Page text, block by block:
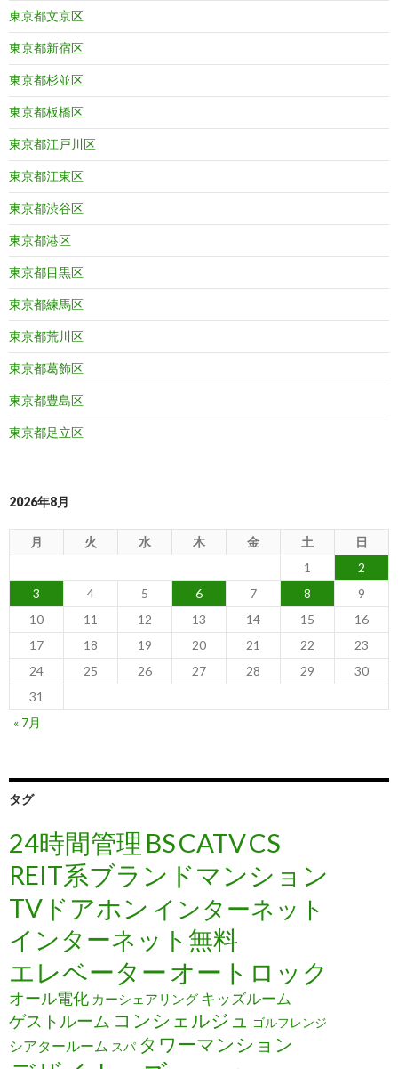
東京都文京区
東京都新宿区
東京都杉並区
東京都板橋区
東京都江戸川区
東京都江東区
東京都渋谷区
東京都港区
東京都目黒区
東京都練馬区
東京都荒川区
東京都葛飾区
東京都豊島区
東京都足立区
2026年8月
月 火 水 木 金 土
日
1
2
3
4 5 6 7 8
9
10
11 12 13 14 15
16
17
18 19 20 21 22
23
24
25 26 27 28 29
30
31
« 7月
タグ
24時間管理 BSCATVCS
REIT系ブランドマンション
TVドアホン インターネット
インターネット無料
エレベーター オートロック
オール電化 カーシェアリング キッズルーム
ゲストルーム コンシェルジュ ゴルフレンジ
シアタールーム スパ タワーマンション